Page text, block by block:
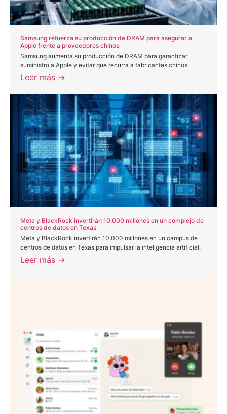
Samsung refuerza su producción de DRAM para asegurar a
Apple frente a proveedores chinos
Samsung aumenta su producción de DRAM para garantizar
suministro a Apple y evitar que recurra a fabricantes chinos.
Leer más →
Meta y BlackRock invertirán 10.000 millones en un complejo de
centros de datos en Texas
Meta y BlackRock invertirán 10.000 millones en un campus de
centros de datos en Texas para impulsar la inteligencia artificial.
Leer más →